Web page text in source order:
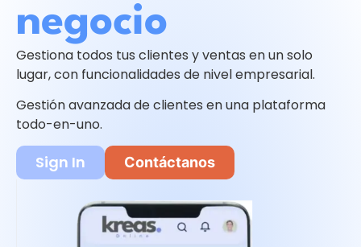
negocio
Gestiona todos tus clientes y ventas en un solo
lugar, con funcionalidades de nivel empresarial.
Gestión avanzada de clientes en una plataforma
todo-en-uno.
Sign In Contáctanos